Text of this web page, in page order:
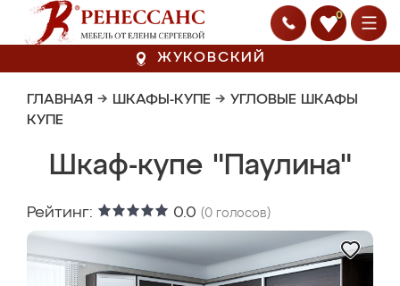
0
ЖУКОВСКИЙ
ГЛАВНАЯ → ШКАФЫ-КУПЕ → УГЛОВЫЕ ШКАФЫ
КУПЕ
Шкаф-купе "Паулина"
Рейтинг: 0.0 (0 голосов)